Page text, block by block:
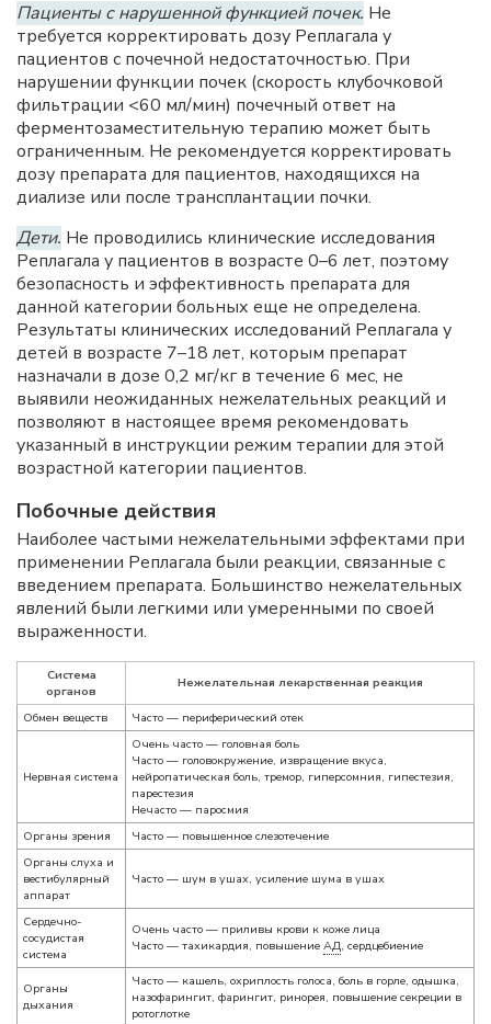
Пациенты с нарушенной функцией почек. Не
требуется корректировать дозу Реплагала у
пациентов с почечной недостаточностью. При
нарушении функции почек (скорость клубочковой
фильтрации <60 мл/мин) почечный ответ на
ферментозаместительную терапию может быть
ограниченным. Не рекомендуется корректировать
дозу препарата для пациентов, находящихся на
диализе или после трансплантации почки.
Дети. Не проводились клинические исследования
Реплагала у пациентов в возрасте 0–6 лет, поэтому
безопасность и эффективность препарата для
данной категории больных еще не определена.
Результаты клинических исследований Реплагала у
детей в возрасте 7–18 лет, которым препарат
назначали в дозе 0,2 мг/кг в течение 6 мес, не
выявили неожиданных нежелательных реакций и
позволяют в настоящее время рекомендовать
указанный в инструкции режим терапии для этой
возрастной категории пациентов.
Побочные действия
Наиболее частыми нежелательными эффектами при
применении Реплагала были реакции, связанные с
введением препарата. Большинство нежелательных
явлений были легкими или умеренными по своей
выраженности.
Система
органов
Нежелательная лекарственная реакция
Обмен веществ Часто — периферический отек
Нервная система
Очень часто — головная боль
Часто — головокружение, извращение вкуса,
нейропатическая боль, тремор, гиперсомния, гипестезия,
парестезия
Нечасто — паросмия
Органы зрения
Часто — повышенное слезотечение
Органы слуха и
вестибулярный
аппарат
Часто — шум в ушах, усиление шума в ушах
Сердечно-
сосудистая
система
Очень часто — приливы крови к коже лица
Часто — тахикардия, повышение АД, сердцебиение
Органы
дыхания
Часто — кашель, охриплость голоса, боль в горле, одышка,
назофарингит, фарингит, ринорея, повышение секреции в
ротоглотке